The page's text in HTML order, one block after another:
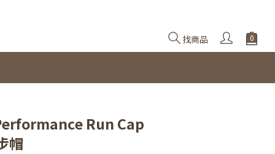
找商品
Run Cap
帽